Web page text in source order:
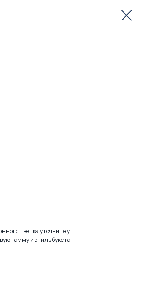
цветка уточните у
гамму и стиль букета.